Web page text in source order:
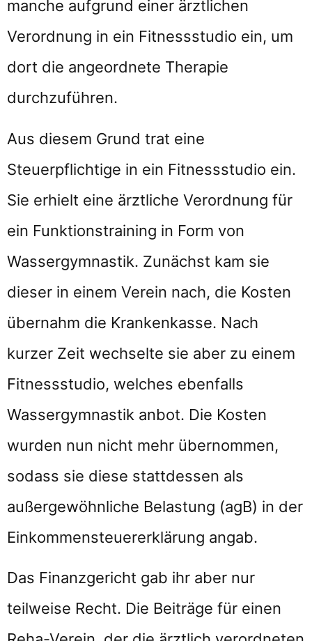
manche aufgrund einer ärztlichen
Verordnung in ein Fitnessstudio ein, um
dort die angeordnete Therapie
durchzuführen.
Aus diesem Grund trat eine
Steuerpflichtige in ein Fitnessstudio ein.
Sie erhielt eine ärztliche Verordnung für
ein Funktionstraining in Form von
Wassergymnastik. Zunächst kam sie
dieser in einem Verein nach, die Kosten
übernahm die Krankenkasse. Nach
kurzer Zeit wechselte sie aber zu einem
Fitnessstudio, welches ebenfalls
Wassergymnastik anbot. Die Kosten
wurden nun nicht mehr übernommen,
sodass sie diese stattdessen als
außergewöhnliche Belastung (agB) in der
Einkommensteuererklärung angab.
Das Finanzgericht gab ihr aber nur
teilweise Recht. Die Beiträge für einen